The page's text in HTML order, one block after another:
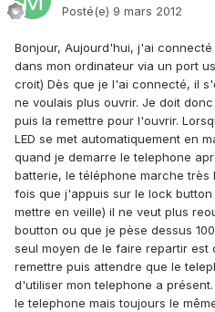
Posté(e) 9 mars 2012
Bonjour, Aujourd'hui, j'ai
dans mon ordinateur via un port
croit) Dès que je l'ai connecté, il
ne voulais plus ouvrir. Je doit
puis la remettre pour l'ouvrir.
LED se met automatiquement en
quand je demarre le telephone
batterie, le téléphone marche très
fois que j'appuis sur le lock
mettre en veille) il ne veut plus
boutton ou que je pèse dessus
seul moyen de le faire repartir est
remettre puis attendre que le
d'utiliser mon telephone a
le telephone mais toujours le